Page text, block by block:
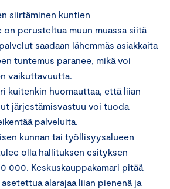
siirtäminen kuntien
on perusteltua muun muassa siitä
saadaan lähemmäs asiakkaita
tuntemus paranee, mikä voi
vaikuttavuutta.
kuitenkin huomauttaa, että liian
järjestämisvastuu voi tuoda
palveluita.
kunnan tai työllisyysalueen
olla hallituksen esityksen
000. Keskuskauppakamari pitää
alarajaa liian pienenä ja